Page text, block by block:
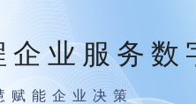
企业服务
赋能企业决策